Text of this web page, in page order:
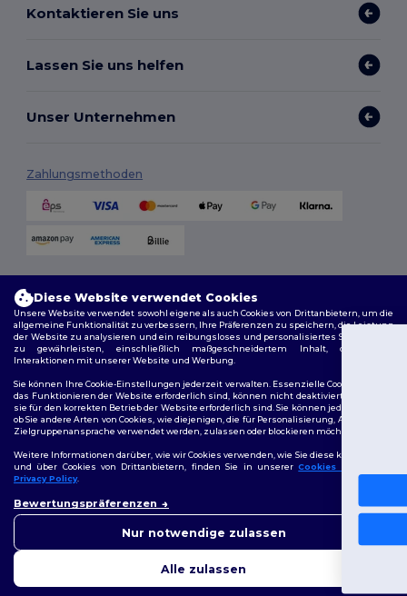
Kontaktieren Sie uns
Lassen Sie uns helfen
Unser Unternehmen
Zahlungsmethoden
Allgemeine Geschäftsbedingungen
Datenschutzbestimmungen|Cookie-Richtlinie|Site Map
Folge uns
Diese Website verwendet Cookies
Unsere Website verwendet sowohl eigene als auch Cookies von Drittanbietern, um die
allgemeine Funktionalität zu verbessern, Ihre Präferenzen zu speichern, die Leistung
der Website zu analysieren und ein reibungsloses und personalisiertes Surferlebnis
zu gewährleisten, einschließlich maßgeschneidertem Inhalt, optimierten
Interaktionen mit unserer Website und Werbung.
Sie können Ihre Cookie-Einstellungen jederzeit verwalten. Essenzielle Cookies, die für
das Funktionieren der Website erforderlich sind, können nicht deaktiviert werden, da
sie für den korrekten Betrieb der Website erforderlich sind. Sie können jedoch wählen,
ob Sie andere Arten von Cookies, wie diejenigen, die für Personalisierung, Analyse und
Zielgruppenansprache verwendet werden, zulassen oder blockieren möchten.
Weitere Informationen darüber, wie wir Cookies verwenden, wie Sie diese kontrollieren
und über Cookies von Drittanbietern, finden Sie in unsererCookies Policy
Privacy Policy.
Bewertungspräferenzen
Nur notwendige zulassen
Alle zulassen
uns jederzeit kontaktieren.
Ihnen zu helfen.
Du hast 10€
Rabatt erhalten!
Um deinen Rabatt zu sichern, sag uns:
Für wen kaufst du ein?
Unternehmen
Nein, danke